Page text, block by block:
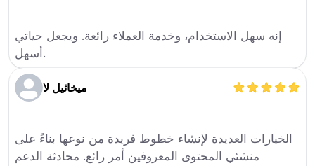
إنه سهل الاستخدام، وخدمة العملاء رائعة. ويجعل حياتي
أسهل.
ميخائيل لا
الخيارات العديدة لإنشاء خطوط فريدة من نوعها بناءً على
منشئي المحتوى المعروفين أمر رائع. محادثة الدعم